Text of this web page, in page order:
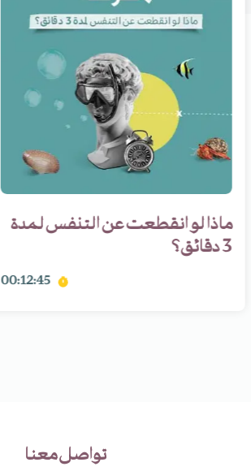
ماذا لو انقطعت عن التنفس لمدة
3 دقائق؟
00:12:45
تواصل معنا